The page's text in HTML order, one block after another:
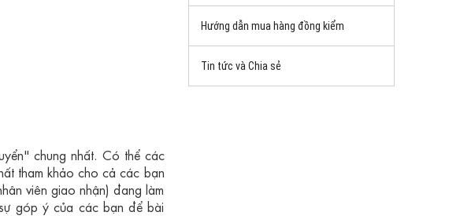
chung nhất. Có thể các
tham khảo cho cả các bạn
viên giao nhận) đang làm
góp ý của các bạn để bài
Hướng dẫn mua hàng đồng kiểm
Tin tức và Chia sẻ